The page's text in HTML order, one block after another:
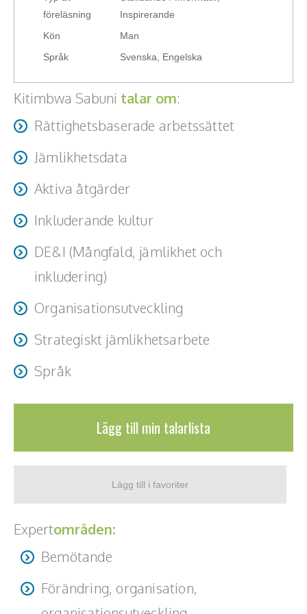
Hälsa, friskvård
Innovation, kreativitet, entreprenörskap,
Kommunikation och media
Ledarskap, medarbetarskap, HR
Miljö, hållbar utveckling
Målsättning, motivation, attityd
Mångfald och integration
Omvärld, politik, juridik
Idrottare och äventyrare
föreläsning
Inspirerande
Kön
Man
Språk
Svenska, Engelska
Kitimbwa Sabuni talar om:
Rättighetsbaserade arbetssättet
Jämlikhetsdata
Aktiva åtgärder
Inkluderande kultur
DE&I (Mångfald, jämlikhet och
inkludering)
Organisationsutveckling
Strategiskt jämlikhetsarbete
Språk
Lägg till min talarlista
Expertområden:
Bemötande
Förändring, organisation,